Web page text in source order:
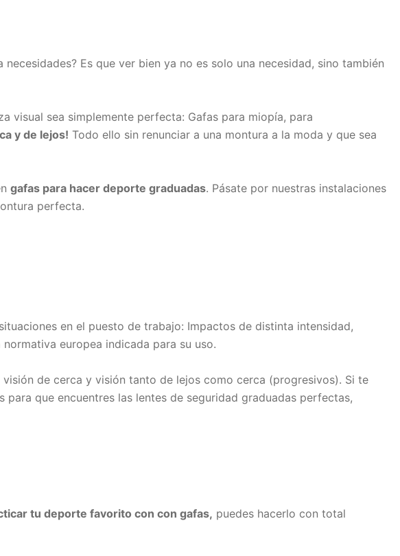
Es que ver bien ya no es solo una necesidad, sino también
visual sea simplemente perfecta: Gafas para miopía, para
y de lejos! Todo ello sin renunciar a una montura a la moda y que sea
gafas para hacer deporte graduadas. Pásate por nuestras instalaciones
perfecta.
en el puesto de trabajo: Impactos de distinta intensidad,
europea indicada para su uso.
visión de cerca y visión tanto de lejos como cerca (progresivos). Si te
para que encuentres las lentes de seguridad graduadas perfectas,
tu deporte favorito con con gafas, puedes hacerlo con total